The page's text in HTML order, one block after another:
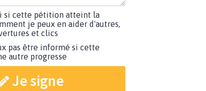
si cette pétition atteint la
je peux en aider d'autres,
et clics
pas être informé si cette
autre progresse
Je signe